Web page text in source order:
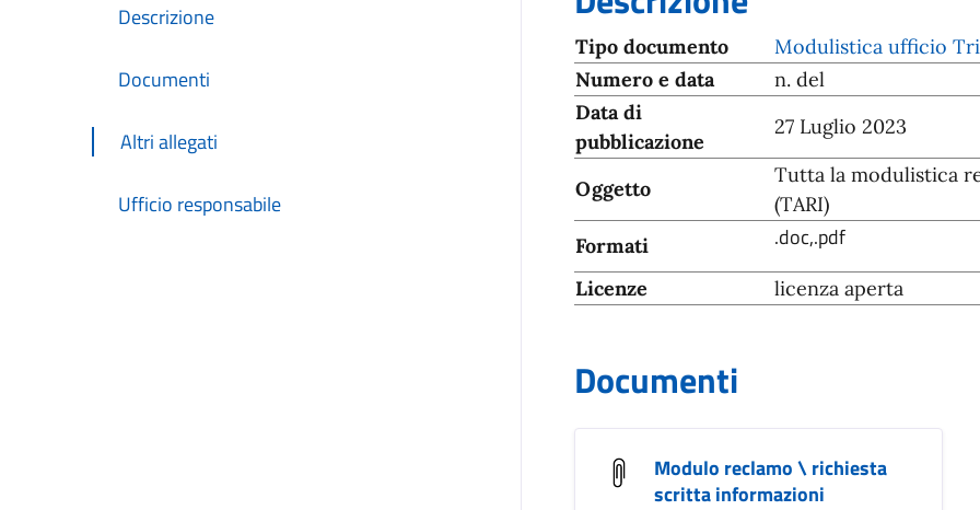
Descrizione
Documenti
Altri allegati
Ufficio responsabile
Tipo documento
Modulistica ufficio
Numero e data
n. del
Data di
pubblicazione
27 Luglio 2023
Oggetto
Tutta la modulistica
(TARI)
Formati
.doc,.pdf
Licenze licenza aperta
Documenti
Modulo reclamo \ richiesta
scritta informazioni